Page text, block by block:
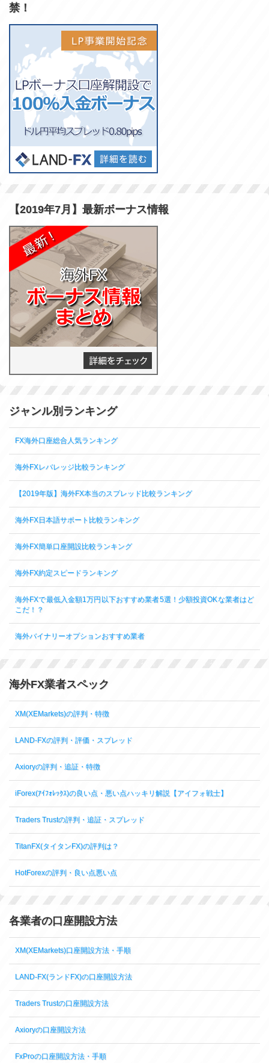
禁！
【2019年7月】最新ボーナス情報
ジャンル別ランキング
FX海外口座総合人気ランキング
海外FXレバレッジ比較ランキング
【2019年版】海外FX本当のスプレッド比較ランキング
海外FX日本語サポート比較ランキング
海外FX簡単口座開設比較ランキング
海外FX約定スピードランキング
海外FXで最低入金額1万円以下おすすめ業者5選！少額投資OKな業者はど
こだ！？
海外バイナリーオプションおすすめ業者
海外FX業者スペック
XM(XEMarkets)の評判・特徴
LAND-FXの評判・評価・スプレッド
Axioryの評判・追証・特徴
iForex(ｱｲﾌｫﾚｯｸｽ)の良い点・悪い点ハッキリ解説【アイフォ戦士】
Traders Trustの評判・追証・スプレッド
TitanFX(タイタンFX)の評判は？
HotForexの評判・良い点悪い点
各業者の口座開設方法
XM(XEMarkets)口座開設方法・手順
LAND-FX(ランドFX)の口座開設方法
Traders Trustの口座開設方法
Axioryの口座開設方法
FxProの口座開設方法・手順